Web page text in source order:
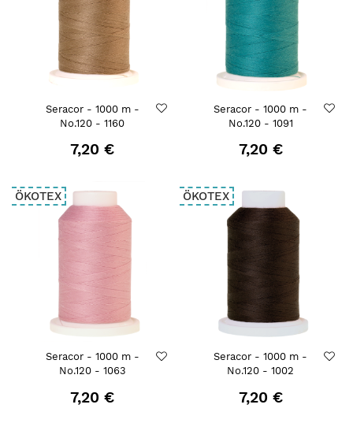
Seracor - 1000 m -
No.120 - 1160
7,20 €
Seracor - 1000 m -
No.120 - 1091
7,20 €
ÖKOTEX
Seracor - 1000 m -
No.120 - 1063
7,20 €
ÖKOTEX
Seracor - 1000 m -
No.120 - 1002
7,20 €